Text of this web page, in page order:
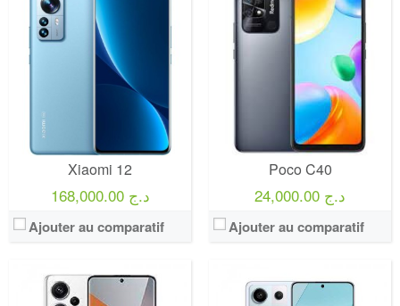
Xiaomi 12
168,000.00 د.ج
Ajouter au comparatif
Poco C40
24,000.00 د.ج
Ajouter au comparatif